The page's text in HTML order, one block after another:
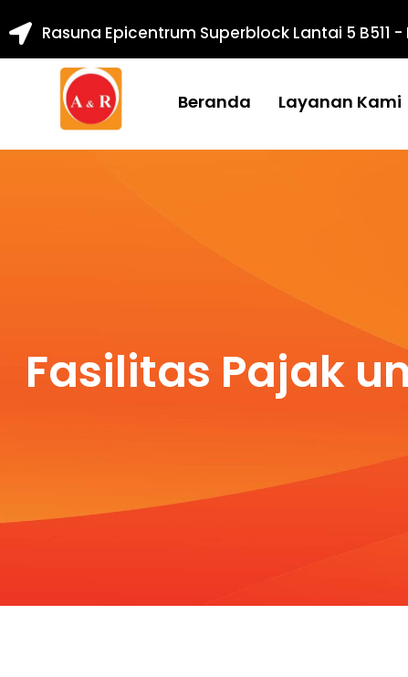
Rasuna Epicentrum Superblock Lantai 5 B511
Beranda Layanan Kami
Fasilitas Pajak